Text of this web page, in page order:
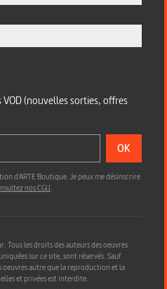
(nouvelles sorties, offres
OK
d'ARTE Boutique. Je peux me désinscrire
nos CGU.
Tous les droits des auteurs des oeuvres
sur ce site, sont réservés. Sauf
autre que la reproduction et la
et privées est interdite.